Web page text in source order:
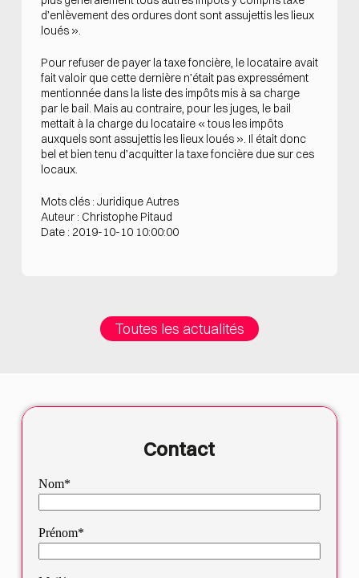
d’enlèvement des ordures dont sont assujettis les lieux
loués ».
Pour refuser de payer la taxe foncière, le locataire avait
fait valoir que cette dernière n’était pas expressément
mentionnée dans la liste des impôts mis à sa charge
par le bail. Mais au contraire, pour les juges, le bail
mettait à la charge du locataire « tous les impôts
auxquels sont assujettis les lieux loués ». Il était donc
bel et bien tenu d’acquitter la taxe foncière due sur ces
locaux.
Mots clés : Juridique Autres
Auteur : Christophe Pitaud
Date : 2019-10-10 10:00:00
Toutes les actualités
Contact
Nom*
Prénom*